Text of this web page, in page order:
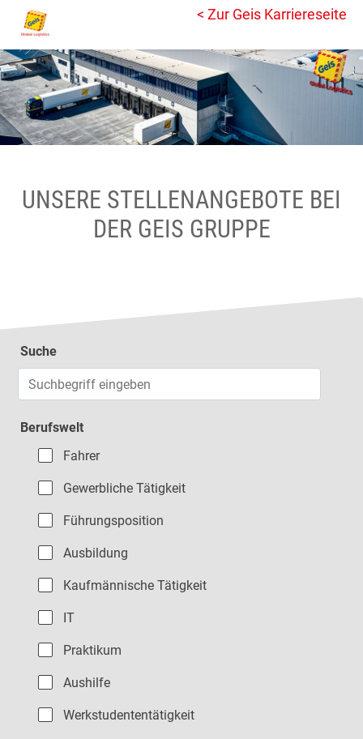
< Zur Geis Karriereseite
UNSERE STELLENANGEBOTE BEI
DER GEIS GRUPPE
Suche
Jobs suchen
Berufswelt
Fahrer
Gewerbliche Tätigkeit
Führungsposition
Ausbildung
Kaufmännische Tätigkeit
IT
Praktikum
Aushilfe
Werkstudententätigkeit